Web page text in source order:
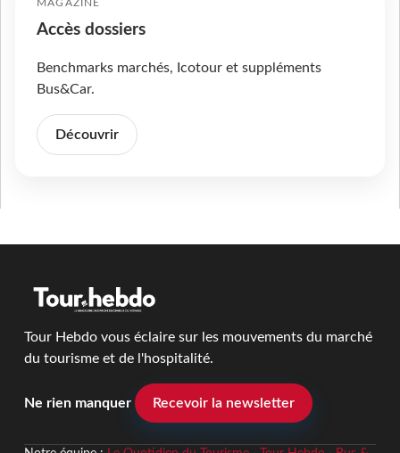
MAGAZINE
Accès dossiers
Benchmarks marchés, Icotour et suppléments
Bus&Car.
Découvrir
Tour Hebdo vous éclaire sur les mouvements du marché
du tourisme et de l'hospitalité.
Ne rien manquer Recevoir la newsletter